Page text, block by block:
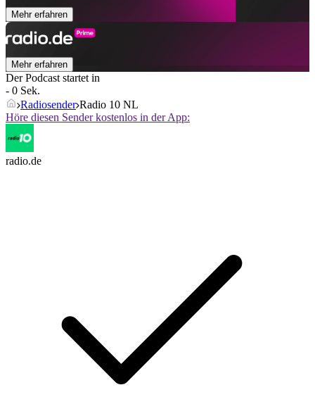
Mehr erfahren
Mehr erfahren
Der Podcast startet in
- 0 Sek.
Radiosender Radio 10 NL
Höre diesen Sender kostenlos in der App:
radio.de